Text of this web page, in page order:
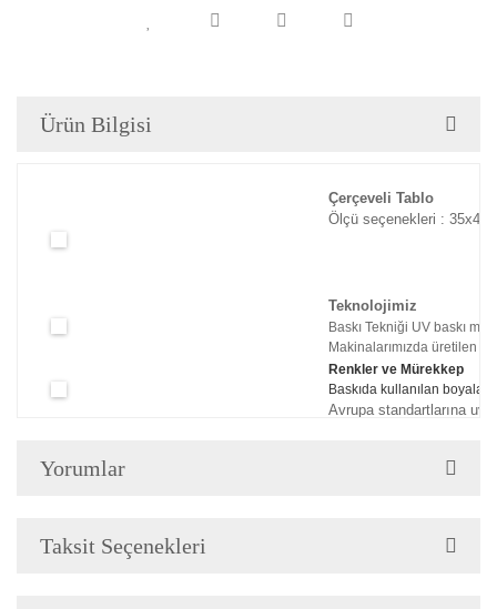
Ürün Bilgisi
Çerçeveli Tablo
Ölçü seçenekleri :
Teknolojimiz
Baskı Tekniği UV baskı
Makinalarımızda üretilen
Renkler ve Mürekkep
Baskıda kullanılan
Avrupa standartlarına
Yorumlar
Taksit Seçenekleri